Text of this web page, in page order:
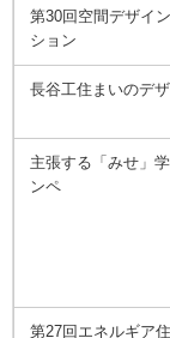
第30回空間デザイ
ション
長谷工住まいのデ
主張する「みせ」
ンペ
第27回エネルギア